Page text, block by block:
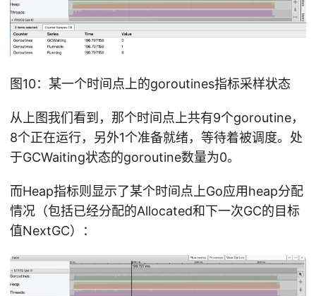
图10：某一个时间点上的goroutines指标采样状态
从上图我们看到，那个时间点上共有9个goroutine，
8个正在运行，另外1个准备就绪，等待着被调度。处
于GCWaiting状态的goroutine数量为0。
而Heap指标则显示了某个时间点上Go应用heap分配
情况（包括已经分配的Allocated和下一次GC的目标
值NextGC）：